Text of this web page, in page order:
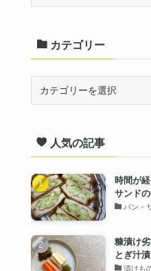
ブ
カテゴリー
リ
ー
人気の記事
時間が
サンド
パン・
糠漬け
とぎ汁
漬けも